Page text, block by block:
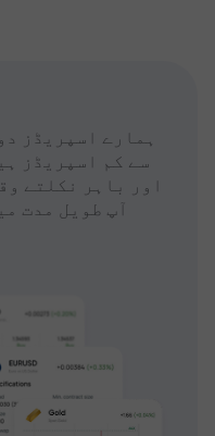
ہمارے اسپریڈز
سے کم اسپریڈز
اور باہر نکلتے
آپ طویل مدت